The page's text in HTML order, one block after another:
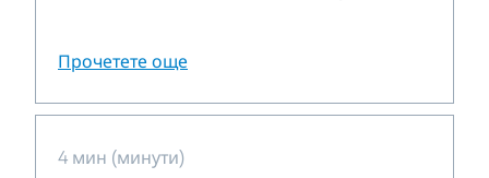
Прочетете още
4 мин (минути)